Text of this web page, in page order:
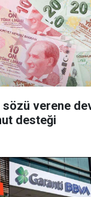
sözü verene
desteği